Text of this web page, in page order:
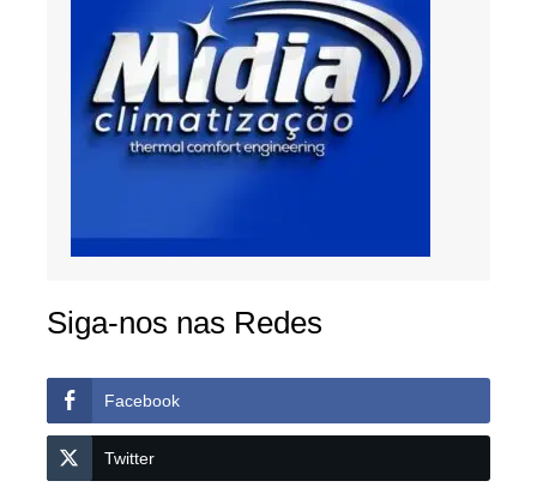
Siga-nos nas Redes
Facebook
Twitter